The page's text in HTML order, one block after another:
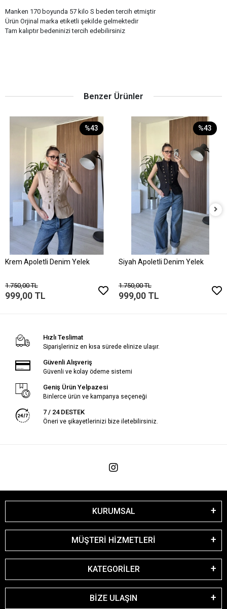
Manken 170 boyunda 57 kilo S beden tercih etmiştir
Ürün Orjinal marka etiketli şekilde gelmektedir
Tam kalıptır bedeninizi tercih edebilirsiniz
Benzer Ürünler
%43
Krem Apoletli Denim Yelek
1.750,00 TL
999,00 TL
%43
Siyah Apoletli Denim Yelek
1.750,00 TL
999,00 TL
Hızlı Teslimat
Siparişleriniz en kısa sürede elinize ulaşır.
Güvenli Alışveriş
Güvenli ve kolay ödeme sistemi
Geniş Ürün Yelpazesi
Binlerce ürün ve kampanya seçeneği
7 / 24 DESTEK
Öneri ve şikayetlerinizi bize iletebilirsiniz.
KURUMSAL
MÜŞTERİ HİZMETLERİ
KATEGORİLER
BİZE ULAŞIN